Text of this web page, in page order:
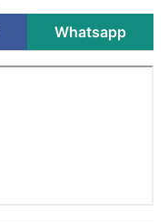
Whatsapp